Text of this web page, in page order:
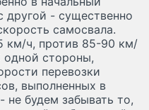
- существенно
самосвала.
км/ч, против 85-90 км/
одной стороны,
перевозки
выполненных в
будем забывать то,